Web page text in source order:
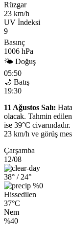
Rüzgar
23 km/h
UV İndeksi
9
Basınç
1006 hPa
🌤 Doğuş
05:50
🌙 Batış
19:30
11 Ağustos Salı:
olacak. Tahmin edilen
ise 39°C
23 km/h ve görüş
Çarşamba
12/08
38° / 24°
%0
Hissedilen
37°C
Nem
%40